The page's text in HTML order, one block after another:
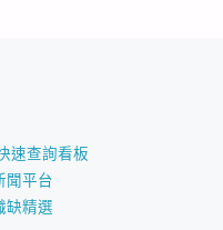
速查詢看板
聞平台
缺精選